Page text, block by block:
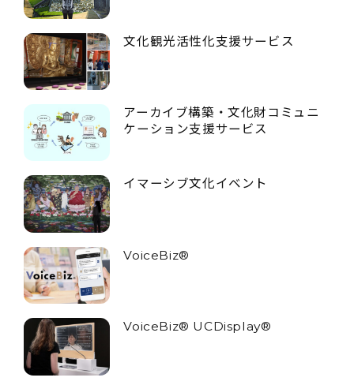
文化観光活性化支援サービス
アーカイブ構築・文化財コミュニ
ケーション支援サービス
イマーシブ文化イベント
VoiceBiz®
VoiceBiz® UCDisplay®